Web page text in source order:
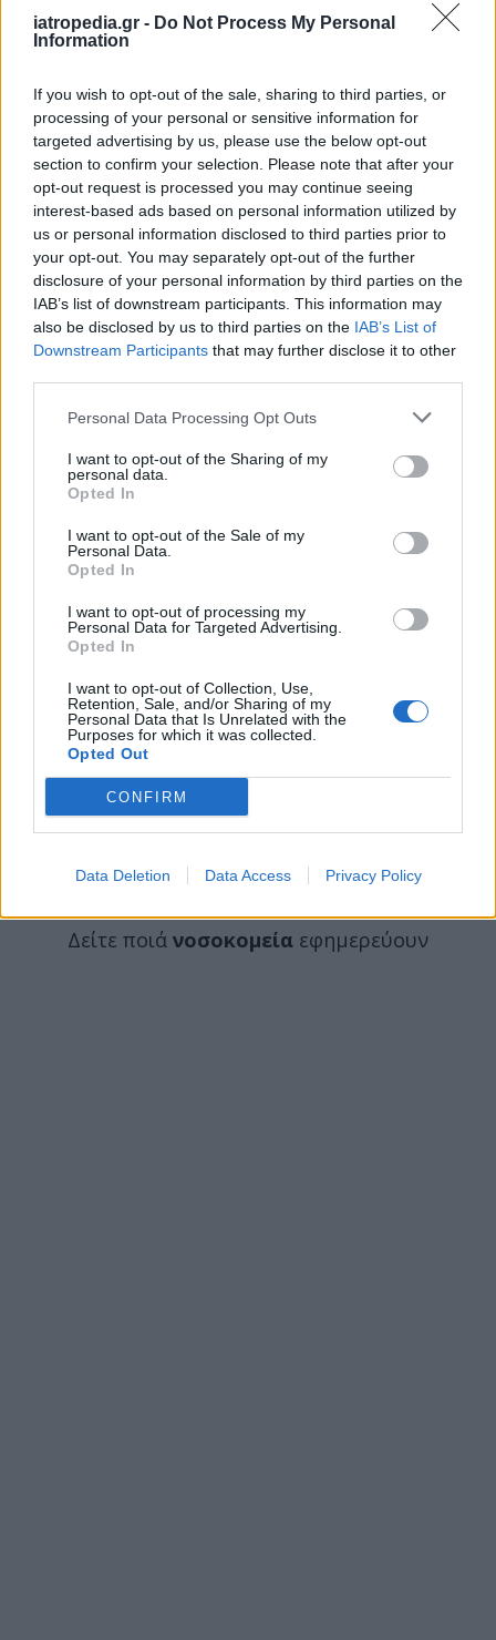
iatropedia.gr - Do Not Process My Personal
Information
If you wish to opt-out of the sale, sharing to third parties, or
processing of your personal or sensitive information for
targeted advertising by us, please use the below opt-out
section to confirm your selection. Please note that after your
opt-out request is processed you may continue seeing
interest-based ads based on personal information utilized by
us or personal information disclosed to third parties prior to
your opt-out. You may separately opt-out of the further
disclosure of your personal information by third parties on the
IAB’s list of downstream participants. This information may
also be disclosed by us to third parties on the IAB’s List of
Downstream Participants that may further disclose it to other
Personal Data Processing Opt Outs
I want to opt-out of the Sharing of my
personal data.
Opted In
I want to opt-out of the Sale of my
Personal Data.
Opted In
I want to opt-out of processing my
Personal Data for Targeted Advertising.
Opted In
I want to opt-out of Collection, Use,
Retention, Sale, and/or Sharing of my
Personal Data that Is Unrelated with the
Purposes for which it was collected.
Opted Out
CONFIRM
Data Deletion Data Access Privacy Policy
ΕΦΗΜΕΡΕΥΟΝΤΑ ΝΟΣΟΚΟΜΕΙΑ
Δείτε ποιά νοσοκομεία εφημερεύουν